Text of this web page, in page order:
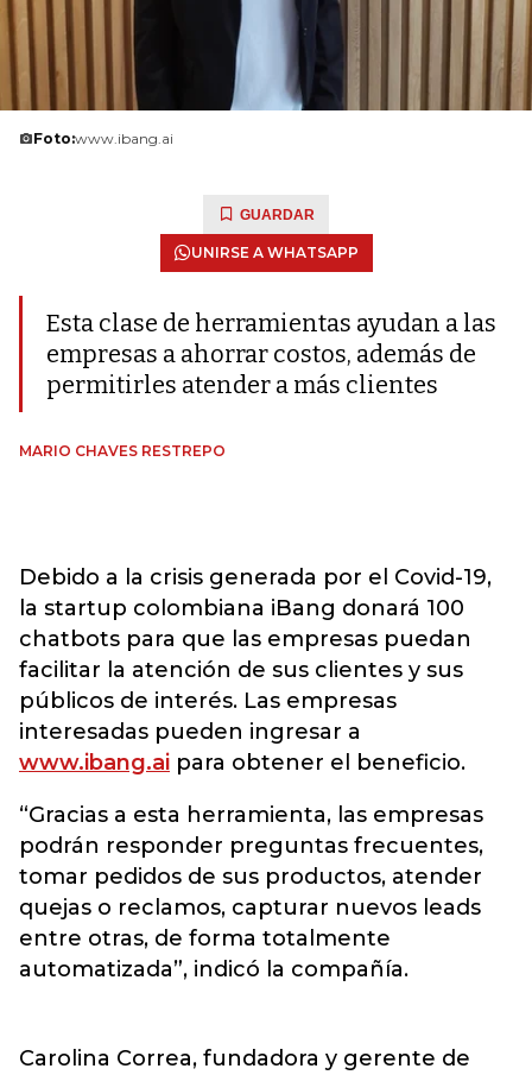
Foto:www.ibang.ai
GUARDAR
UNIRSE A WHATSAPP
Esta clase de herramientas ayudan a las
empresas a ahorrar costos, además de
permitirles atender a más clientes
MARIO CHAVES RESTREPO
Debido a la crisis generada por el Covid-19,
la startup colombiana iBang donará 100
chatbots para que las empresas puedan
facilitar la atención de sus clientes y sus
públicos de interés. Las empresas
interesadas pueden ingresar a
www.ibang.ai para obtener el beneficio.
“Gracias a esta herramienta, las empresas
podrán responder preguntas frecuentes,
tomar pedidos de sus productos, atender
quejas o reclamos, capturar nuevos leads
entre otras, de forma totalmente
automatizada”, indicó la compañía.
Carolina Correa, fundadora y gerente de